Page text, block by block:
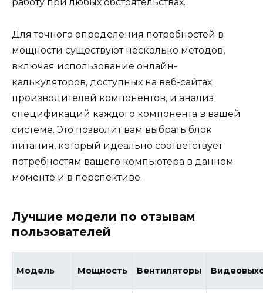
работу при любых обстоятельствах.
Для точного определения потребностей в
мощности существуют несколько методов,
включая использование онлайн-
калькуляторов, доступных на веб-сайтах
производителей компонентов, и анализ
спецификаций каждого компонента в вашей
системе. Это позволит вам выбрать блок
питания, который идеально соответствует
потребностям вашего компьютера в данном
моменте и в перспективе.
Лучшие модели по отзывам
пользователей
Модель Мощность Вентиляторы